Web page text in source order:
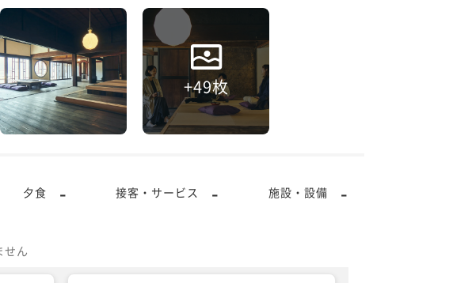
+49枚
夕食 - 接客・サービス - 施設・設備 -
せん